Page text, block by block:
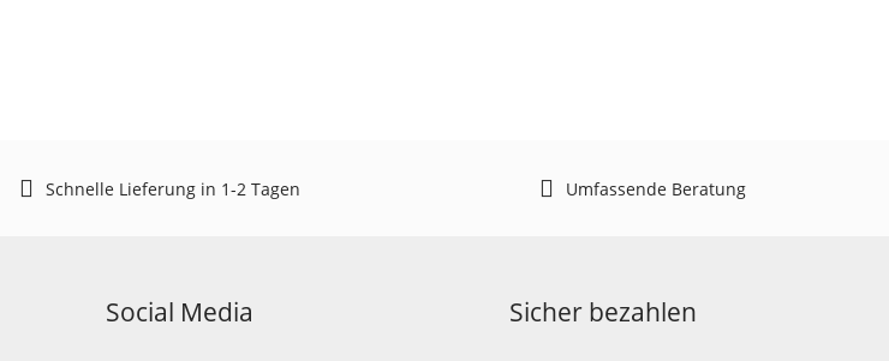
Schnelle Lieferung in 1-2 Tagen Umfassende Beratung
Social Media Sicher bezahlen